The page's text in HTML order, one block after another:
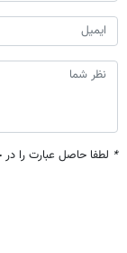
* لطفا حاصل عبارت را در